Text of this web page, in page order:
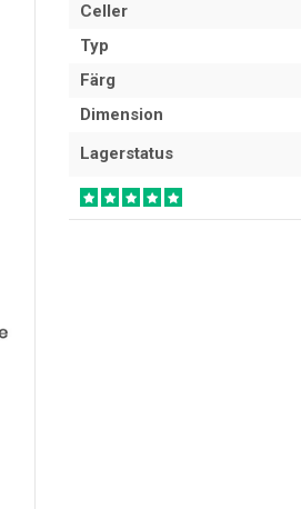
Celler
Typ
Färg
Dimension
Lagerstatus